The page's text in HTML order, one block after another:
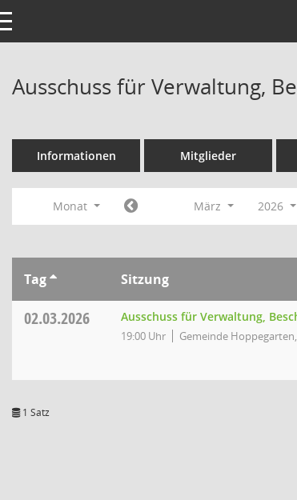
navigation
Ausschuss für Verwaltung,
Informationen Mitglieder
Monat März 2026
Tag Sitzung
02.03.2026 Ausschuss für Verwaltung,
19:00 Uhr Gemeinde
1 Satz